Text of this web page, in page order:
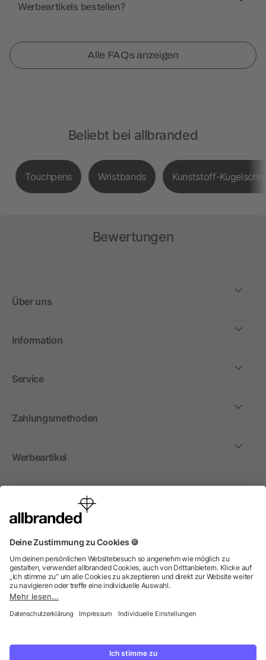
Werbeartikels bestellen?
Alle FAQs anzeigen
Beliebt bei allbranded
Touchpens Wristbands Kunststoff-
Bewertungen
Über uns
Information
Service
Zahlungsmethoden
Werbeartikel
International
Wir verkaufen Werbeartikel, Werbemittel und
Vereine. Alle Preise zzgl. MwSt.